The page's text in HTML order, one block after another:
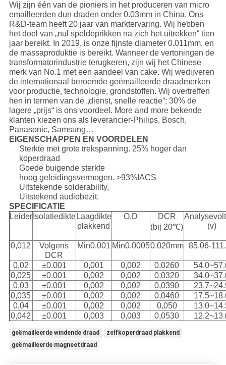
Wij zijn één van de pioniers in het produceren van micro
emailleerden dun draden onder 0.03mm in China. Ons
R&D-team heeft 20 jaar van marktervaring. Wij hebben
het doel van „nul speldeprikken na zich het uitrekken“ tien
jaar bereikt. In 2019, is onze fijnste diameter 0.011mm, en
de massaproduktie is bereikt. Wanneer de vertoningen de
transformatorindustrie terugkeren, zijn wij het Chinese
merk van No.1 met een aandeel van cake. Wij wedijveren
de internationaal beroemde geëmailleerde draadmerken
voor productie, technologie, grondstoffen. Wij overtreffen
hen in termen van de „dienst, snelle reactie“; 30% de
lagere „prijs“ is ons voordeel. More and more bekende
klanten kiezen ons als leverancier-Philips, Bosch,
Panasonic, Samsung…
EIGENSCHAPPEN EN VOORDELEN
Sterkte met grote trekspanning. 25% hoger dan
koperdraad
Goede buigende sterkte
hoog geleidingsvermogen. >93%IACS
Uitstekende solderability,
Uitstekend audiobezit.
SPECIFICATIE
Leider IsolatiedikteLaagdikte
plakkend
O.D
DCR
(bij 20℃)
(v)
0,012
Volgens
DCR
Min0.001 Min0.00050.020mm 85.06-
0,02 ±0.001 0,001 0,002 0,0260
0,025
±0.001 0,002 0,002 0,0320
0,03
±0.001 0,002 0,002 0,0390
0,035
±0.001 0,002 0,002 0,0460
0,04
±0.001 0,002 0,002 0,050
0,042
±0.001 0,003 0,003 0,0530
geëmailleerde windende draad
zelfkoperdraad plakkend
geëmailleerde magneetdraad